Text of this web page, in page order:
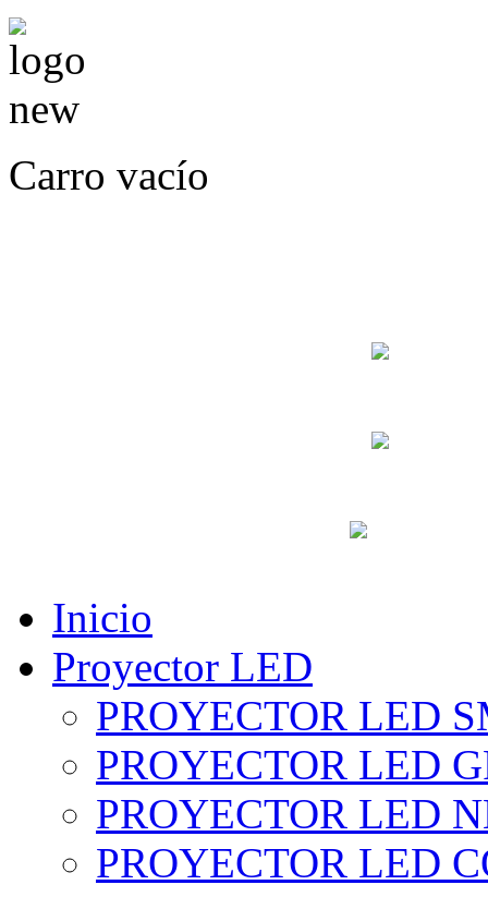
Carro vacío
Inicio
Proyector LED
PROYECTOR LED
PROYECTOR LED
PROYECTOR LED
PROYECTOR LED